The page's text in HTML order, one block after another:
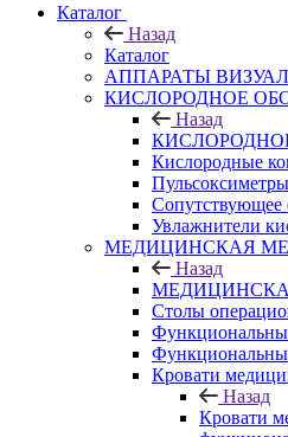
Каталог
Назад
Каталог
АППАРАТЫ
КИСЛОРОДНОЕ
Назад
Кислородные
Пульсоксиметры
Сопутствующее
Увлажнители
МЕДИЦИНСКАЯ
Назад
Столы
Кровати
Назад
Кровати